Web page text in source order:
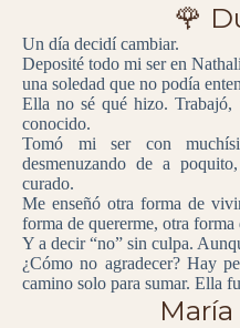
🌹
Un día decidí cambiar.
Deposité todo mi ser en
una soledad que no podía
Ella no sé qué hizo. Trabajó,
conocido.
Tomó mi ser con
desmenuzando de a
curado.
Me enseñó otra forma de
forma de quererme, otra forma
Y a decir “no” sin culpa.
¿Cómo no agradecer? Hay
camino solo para sumar. Ella